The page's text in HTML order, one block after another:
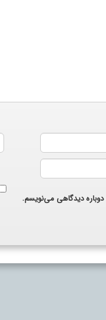
دوباره دیدگاهی می‌نویسم.